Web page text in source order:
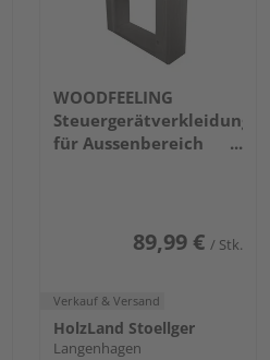
WOODFEELING
Steuergerätverkleidung
für Aussenbereich
89,99 € / Stk.
Verkauf & Versand
HolzLand Stoellger
Langenhagen